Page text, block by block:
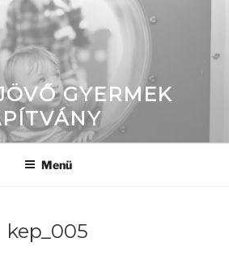
GYERMEK
Menü
kep_005